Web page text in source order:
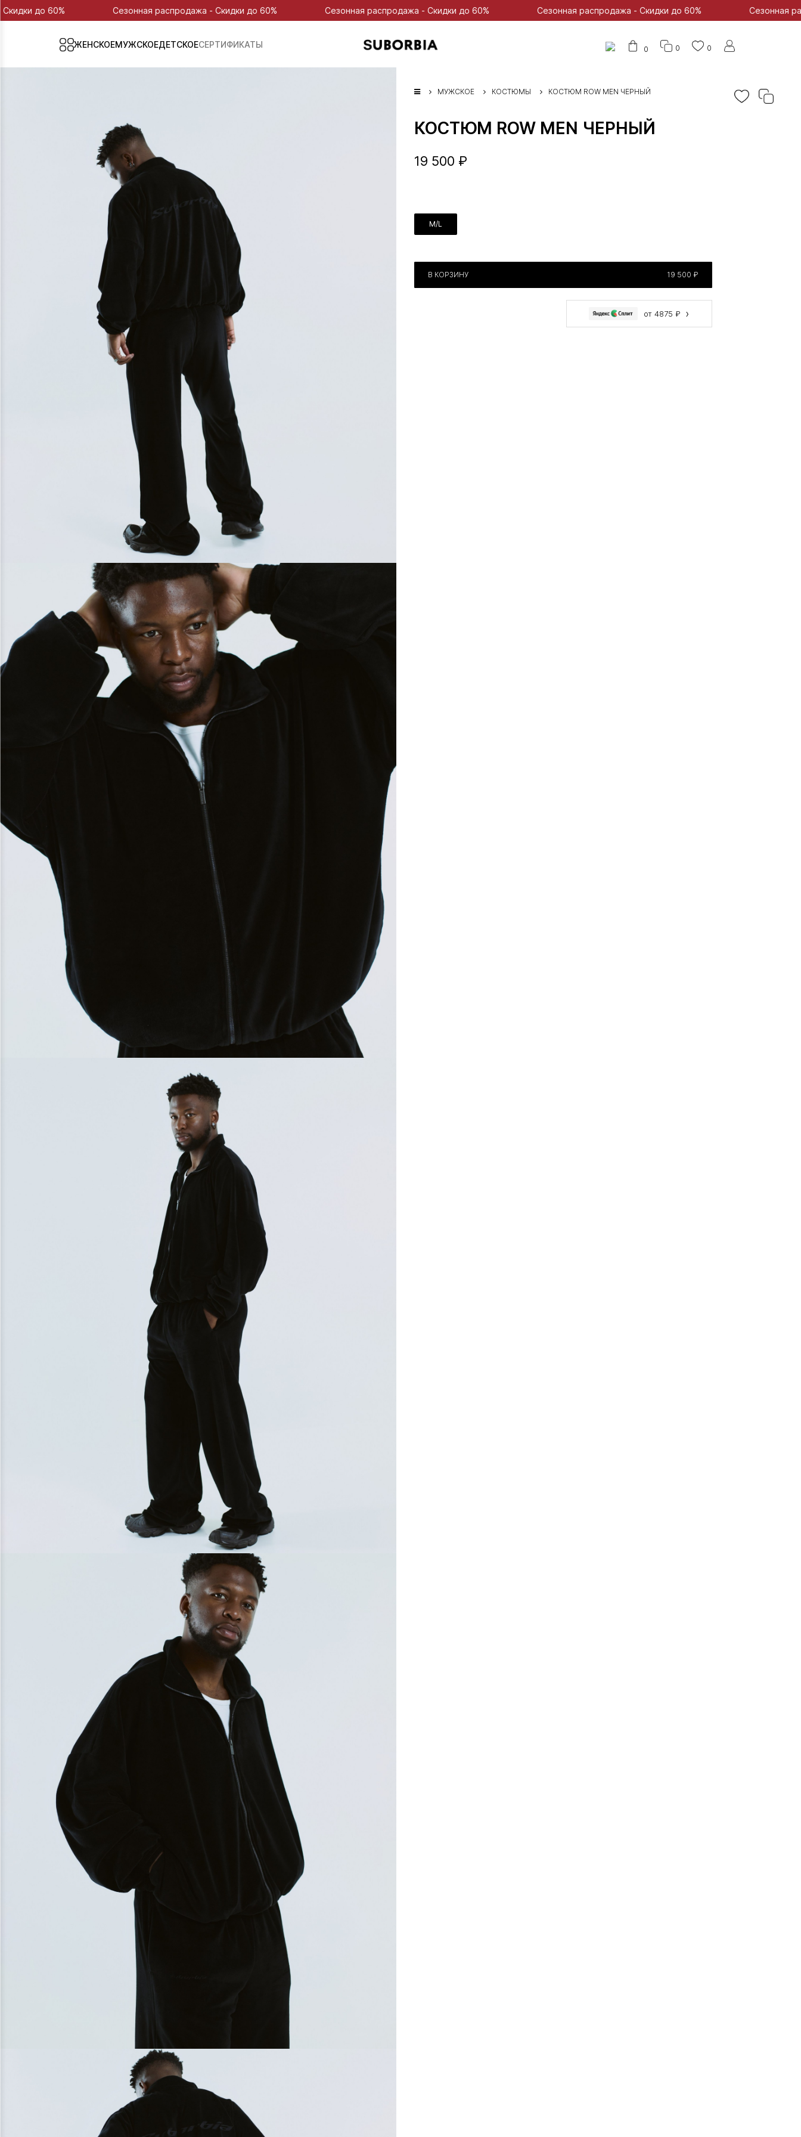
Сезонная распродажа - Скидки до 60% Сезонная распродажа - Скидки до 60% Сезонная распродажа - Скидки до 60% Сезонная распродажа -
ЖЕНСКОЕМУЖСКОЕДЕТСКОЕСЕРТИФИКАТЫ 0
0
0
МУЖСКОЕ КОСТЮМЫ КОСТЮМ ROW MEN ЧЕРНЫЙ
КОСТЮМ ROW MEN ЧЕРНЫЙ
19 500 ₽
M/L
В КОРЗИНУ 19 500 ₽
от 4875 ₽ ›